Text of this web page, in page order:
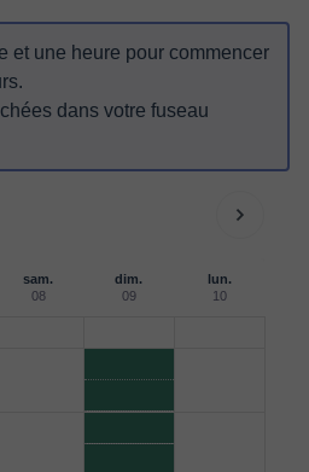
et une heure pour commencer
dans votre fuseau
sam.
08
dim.
09
lun.
10